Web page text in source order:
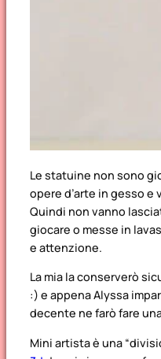
Le statuine non sono
opere d’arte in gesso
Quindi non vanno
giocare o messe in
e attenzione.
La mia la conserverò
:) e appena Alyssa
decente ne farò fare
Mini artista è una